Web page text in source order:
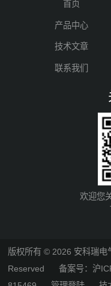
首页
产品中心
技术文章
联系我们
欢迎您
版权所有 © 2026 安科瑞电
Reserved备案号：沪